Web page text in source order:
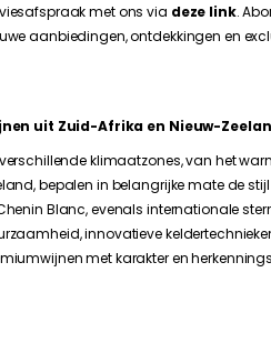
met ons via deze link.
aanbiedingen, ontdekkingen en
uit Zuid-Afrika en Nieuw-
klimaatzones, van het
bepalen in belangrijke mate de
Blanc, evenals internationale
innovatieve
met karakter en